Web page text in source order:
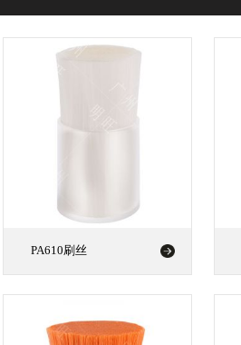
PA610刷丝